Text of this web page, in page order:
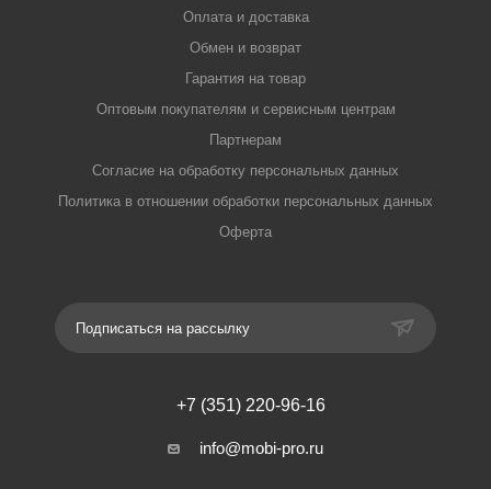
Оплата и доставка
Обмен и возврат
Гарантия на товар
Оптовым покупателям и сервисным центрам
Партнерам
Согласие на обработку персональных данных
Политика в отношении обработки персональных данных
Оферта
Подписаться на рассылку
+7 (351) 220-96-16
info@mobi-pro.ru